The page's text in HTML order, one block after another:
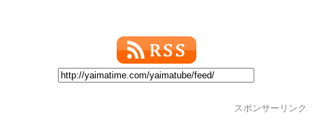
スポンサーリンク